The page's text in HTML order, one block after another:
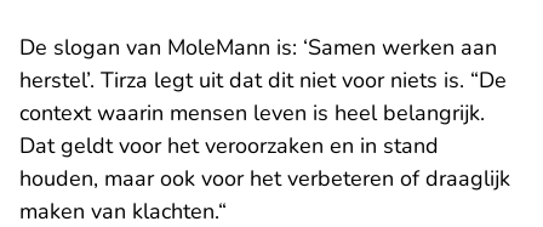
De slogan van MoleMann is: ‘Samen werken aan
herstel’. Tirza legt uit dat dit niet voor niets is. “De
context waarin mensen leven is heel belangrijk.
Dat geldt voor het veroorzaken en in stand
houden, maar ook voor het verbeteren of draaglijk
maken van klachten.“